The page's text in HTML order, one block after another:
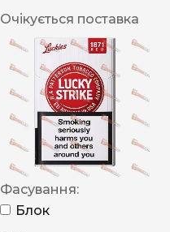
Очікується поставка
Фасування:
Блок